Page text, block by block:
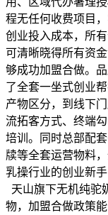
程无任何收费项目
创业投入成本，所
可清晰晓得所有资
够成功加盟合做。
了全套一坐式创业
产物区分，到线下
流拓客方式、终端
培训。同时总部配
牍等全套运营物料
乳操行业的创业新
天山旗下无机纯驼
物，加盟合做政策